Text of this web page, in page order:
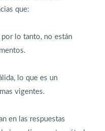
que:
por lo tanto, no están
lo que es un
vigentes.
en las respuestas